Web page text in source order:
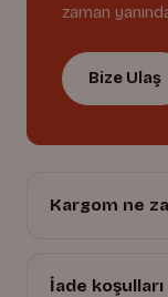
zaman
Bize Ulaş
Kargom ne
İade